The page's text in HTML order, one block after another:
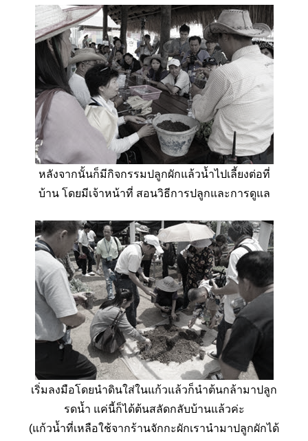
หลังจากนั้นก็มีกิจกรรมปลูกผักแล้วน้ำไปเลี้ยงต่อที่
บ้าน โดยมีเจ้าหน้าที่ สอนวิธีการปลูกและการดูแล
เริ่มลงมือโดยนำดินใส่ในแก้วแล้วก็นำต้นกล้ามาปลูก
รดน้ำ แค่นี้ก็ได้ต้นสลัดกลับบ้านแล้วค่ะ
(แก้วน้ำที่เหลือใช้จากร้านจักกะผักเรานำมาปลูกผักได้